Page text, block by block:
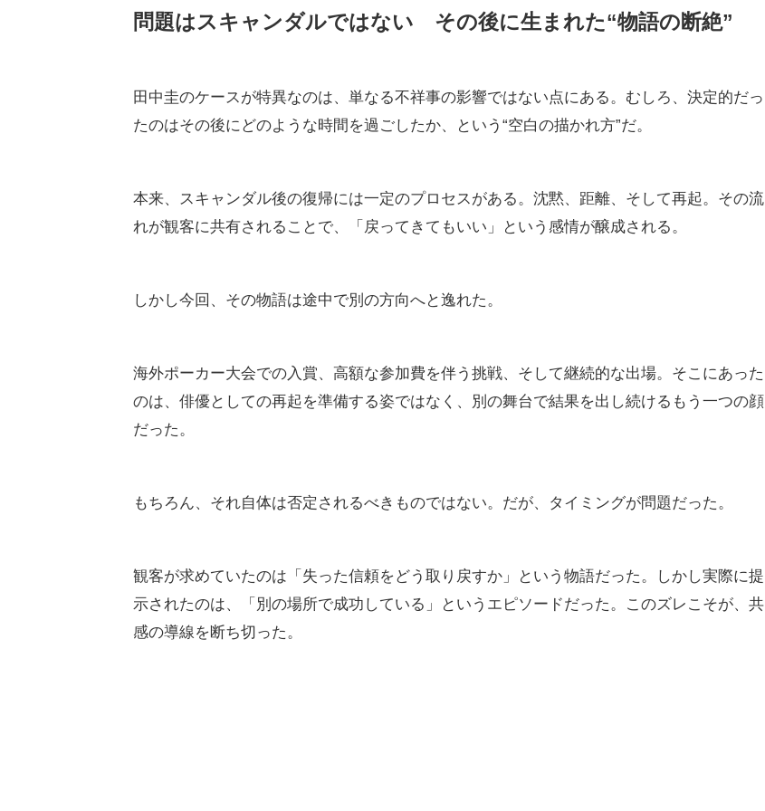
問題はスキャンダルではない その後に生まれた“物語の断絶”
田中圭のケースが特異なのは、単なる不祥事の影響ではない点にある。むしろ、決定的だっ
たのはその後にどのような時間を過ごしたか、という“空白の描かれ方”だ。
本来、スキャンダル後の復帰には一定のプロセスがある。沈黙、距離、そして再起。その流
れが観客に共有されることで、「戻ってきてもいい」という感情が醸成される。
しかし今回、その物語は途中で別の方向へと逸れた。
海外ポーカー大会での入賞、高額な参加費を伴う挑戦、そして継続的な出場。そこにあった
のは、俳優としての再起を準備する姿ではなく、別の舞台で結果を出し続けるもう一つの顔
だった。
もちろん、それ自体は否定されるべきものではない。だが、タイミングが問題だった。
観客が求めていたのは「失った信頼をどう取り戻すか」という物語だった。しかし実際に提
示されたのは、「別の場所で成功している」というエピソードだった。このズレこそが、共
感の導線を断ち切った。